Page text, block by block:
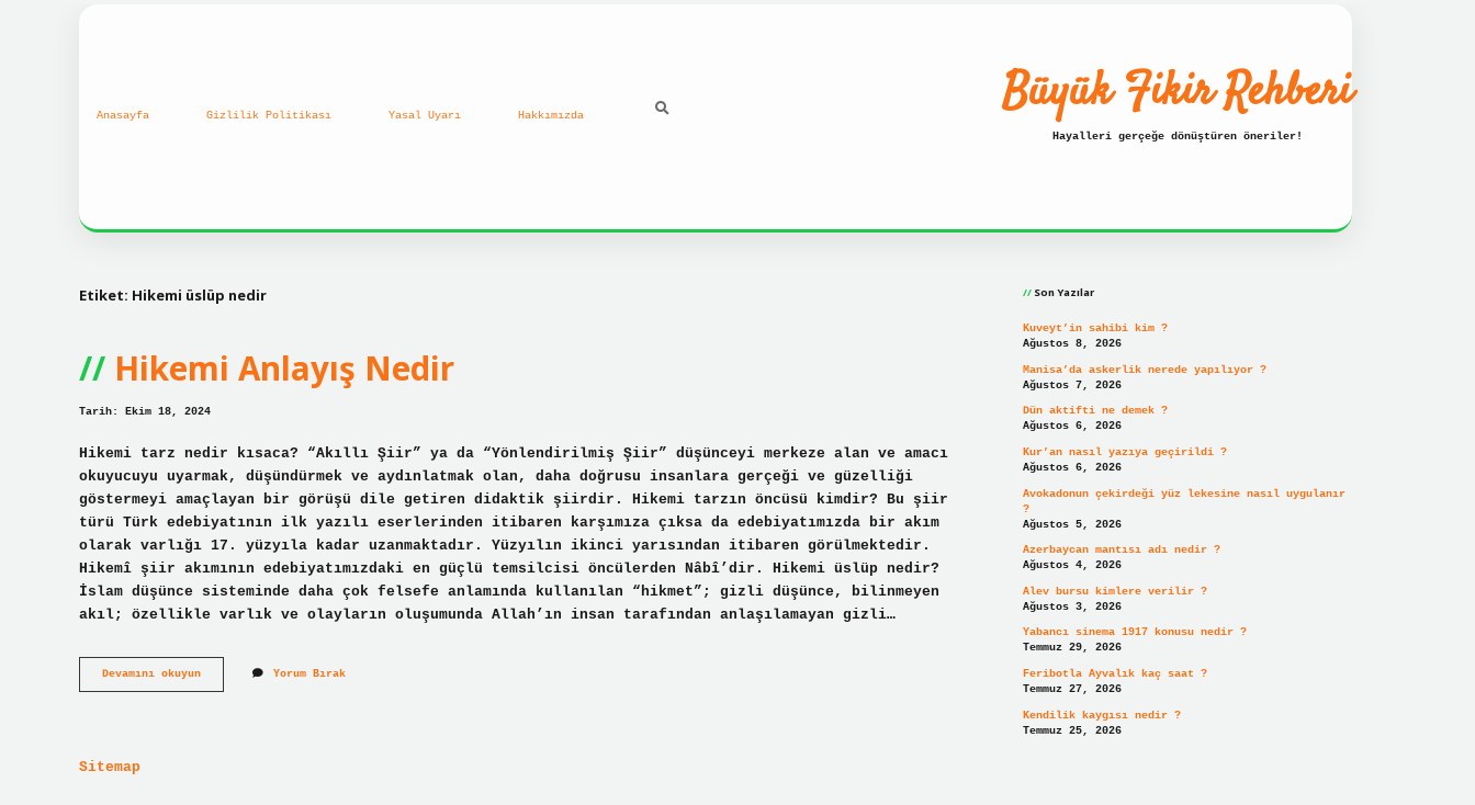
Anasayfa Gizlilik Politikası Yasal Uyarı Hakkımızda Büyük Fikir Rehberi
Hayalleri gerçeğe dönüştüren öneriler!
Etiket: Hikemi üslüp nedir
Hikemi Anlayış Nedir
Tarih: Ekim 18, 2024
Hikemi tarz nedir kısaca? “Akıllı Şiir” ya da “Yönlendirilmiş Şiir” düşünceyi merkeze alan ve amacı
okuyucuyu uyarmak, düşündürmek ve aydınlatmak olan, daha doğrusu insanlara gerçeği ve güzelliği
göstermeyi amaçlayan bir görüşü dile getiren didaktik şiirdir. Hikemi tarzın öncüsü kimdir? Bu şiir
türü Türk edebiyatının ilk yazılı eserlerinden itibaren karşımıza çıksa da edebiyatımızda bir akım
olarak varlığı 17. yüzyıla kadar uzanmaktadır. Yüzyılın ikinci yarısından itibaren görülmektedir.
Hikemî şiir akımının edebiyatımızdaki en güçlü temsilcisi öncülerden Nâbî’dir. Hikemi üslüp nedir?
İslam düşünce sisteminde daha çok felsefe anlamında kullanılan “hikmet”; gizli düşünce, bilinmeyen
akıl; özellikle varlık ve olayların oluşumunda Allah’ın insan tarafından anlaşılamayan gizli…
Devamını okuyunHikemi
Anlayış
Yorum Bırak
Sitemap
Son Yazılar
Kuveyt’in sahibi kim ?
Ağustos 8, 2026
Manisa’da askerlik nerede yapılıyor ?
Ağustos 7, 2026
Dün aktifti ne demek ?
Ağustos 6, 2026
Kur’an nasıl yazıya geçirildi ?
Ağustos 6, 2026
Avokadonun çekirdeği yüz lekesine nasıl uygulanır
?
Ağustos 5, 2026
Azerbaycan mantısı adı nedir ?
Ağustos 4, 2026
Alev bursu kimlere verilir ?
Ağustos 3, 2026
Yabancı sinema 1917 konusu nedir ?
Temmuz 29, 2026
Feribotla Ayvalık kaç saat ?
Temmuz 27, 2026
Kendilik kaygısı nedir ?
Temmuz 25, 2026